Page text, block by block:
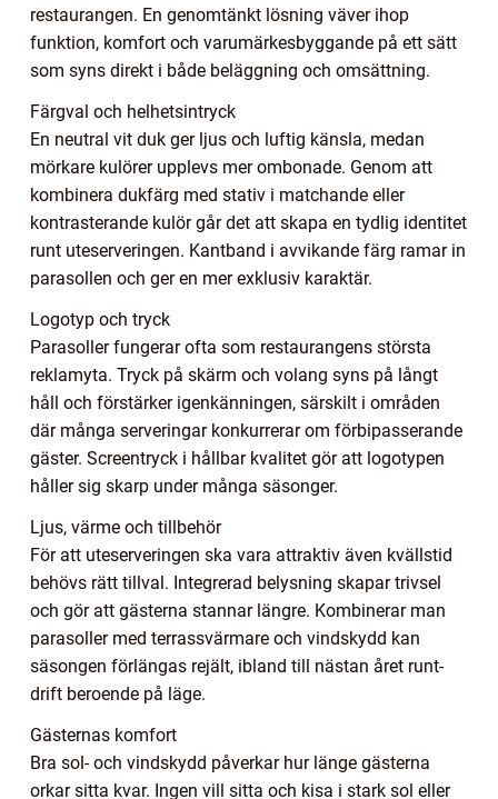
restaurangen. En genomtänkt lösning väver ihop
funktion, komfort och varumärkesbyggande på ett sätt
som syns direkt i både beläggning och omsättning.
Färgval och helhetsintryck
En neutral vit duk ger ljus och luftig känsla, medan
mörkare kulörer upplevs mer ombonade. Genom att
kombinera dukfärg med stativ i matchande eller
kontrasterande kulör går det att skapa en tydlig identitet
runt uteserveringen. Kantband i avvikande färg ramar in
parasollen och ger en mer exklusiv karaktär.
Logotyp och tryck
Parasoller fungerar ofta som restaurangens största
reklamyta. Tryck på skärm och volang syns på långt
håll och förstärker igenkänningen, särskilt i områden
där många serveringar konkurrerar om förbipasserande
gäster. Screentryck i hållbar kvalitet gör att logotypen
håller sig skarp under många säsonger.
Ljus, värme och tillbehör
För att uteserveringen ska vara attraktiv även kvällstid
behövs rätt tillval. Integrerad belysning skapar trivsel
och gör att gästerna stannar längre. Kombinerar man
parasoller med terrassvärmare och vindskydd kan
säsongen förlängas rejält, ibland till nästan året runt-
drift beroende på läge.
Gästernas komfort
Bra sol- och vindskydd påverkar hur länge gästerna
orkar sitta kvar. Ingen vill sitta och kisa i stark sol eller